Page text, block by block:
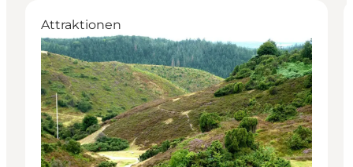
Attraktionen